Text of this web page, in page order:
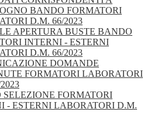
BANDO FORMATORI
D.M. 66/2023
APERTURA BUSTE BANDO
INTERNI - ESTERNI
D.M. 66/2023
DOMANDE
FORMATORI LABORATORI
FORMATORI
- ESTERNI LABORATORI D.M.